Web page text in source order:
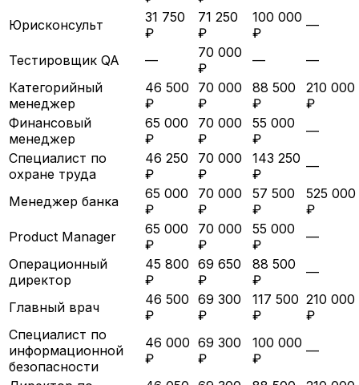
Юрисконсульт
31 750
₽
71 250
₽
100 000
₽
—
Тестировщик QA —
70 000
₽
—
—
Категорийный
менеджер
46 500
₽
70 000
₽
88 500
₽
210 000
₽
Финансовый
менеджер
65 000
₽
70 000
₽
55 000
₽
—
Специалист по
охране труда
46 250
₽
70 000
₽
143 250
₽
—
Менеджер банка
65 000
₽
70 000
₽
57 500
₽
525 000
₽
Product Manager
65 000
₽
70 000
₽
55 000
₽
—
Операционный
директор
45 800
₽
69 650
₽
88 500
₽
—
Главный врач
46 500
₽
69 300
₽
117 500
₽
210 000
₽
Специалист по
информационной
безопасности
46 000
₽
69 300
₽
100 000
₽
—